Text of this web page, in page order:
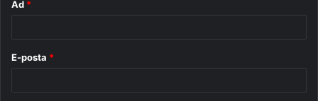
Ad *
E-posta *